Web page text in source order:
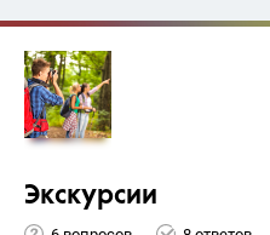
Экскурсии